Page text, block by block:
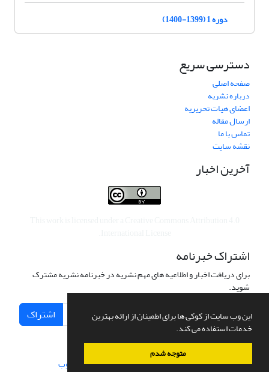
این وب سایت از کوکی ها برای اطمینان از ارائه بهترین
خدمات استفاده می کند.
متوجه شدم
دوره 1 (1399-1400)
دسترسی سریع
صفحه اصلی
درباره نشریه
اعضای هیات تحریریه
ارسال مقاله
تماس با ما
نقشه سایت
آخرین اخبار
اشتراک خبرنامه
برای دریافت اخبار و اطلاعیه های مهم نشریه در خبرنامه نشریه مشترک
شوید.
اشتراک
سامانه مدیریت نشریات علمی.طراحی و پیاده سازی از سیناوب